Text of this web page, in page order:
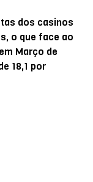
dos casinos
o que face ao
Março de
18,1 por